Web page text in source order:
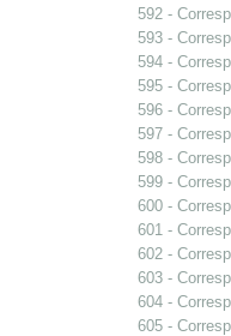
592 -
593 -
594 -
595 -
596 -
597 -
598 -
599 -
600 -
601 -
602 -
603 -
604 -
605 -